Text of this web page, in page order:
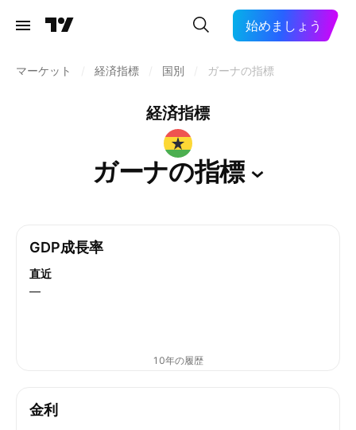
始めましょう
マーケット 経済指標 国別 ガーナの指標
経済指標
ガーナの指標
GDP成長率
直近
—
10年の履歴
金利